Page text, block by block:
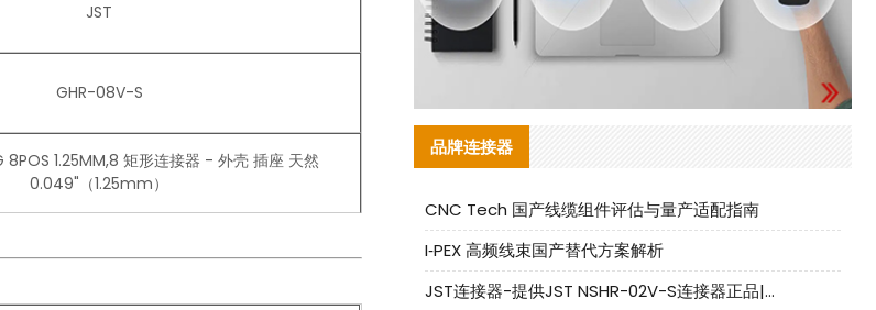
JST
GHR-08V-S
8POS 1.25MM,8 矩形连接器 - 外壳 插座 天然
0.049"（1.25mm）
品牌连接器
CNC Tech 国产线缆组件评估与量产适配指南
I‑PEX 高频线束国产替代方案解析
JST连接器-提供JST NSHR-02V-S连接器正品|替代品